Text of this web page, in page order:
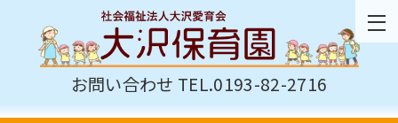
お問い合わせ TEL.0193-82-2716